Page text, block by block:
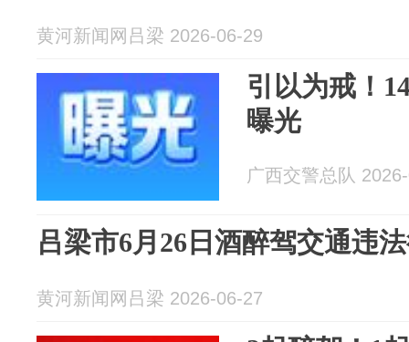
黄河新闻网吕梁 2026-06-29
引以为戒！
曝光
广西交警总队
吕梁市6月26日酒醉驾交通违
黄河新闻网吕梁 2026-06-27